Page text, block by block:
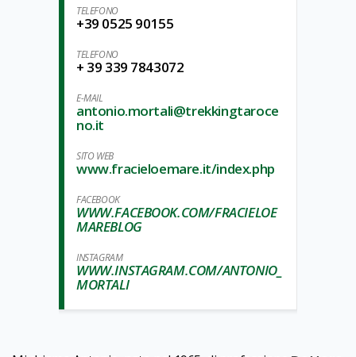
TELEFONO
+39 0525 90155
TELEFONO
+ 39 339 7843072
E-MAIL
antonio.mortali@trekkingtaroce
no.it
SITO WEB
www.fracieloemare.it/index.php
FACEBOOK
WWW.FACEBOOK.COM/FRACIELOE
MAREBLOG
INSTAGRAM
WWW.INSTAGRAM.COM/ANTONIO_
MORTALI